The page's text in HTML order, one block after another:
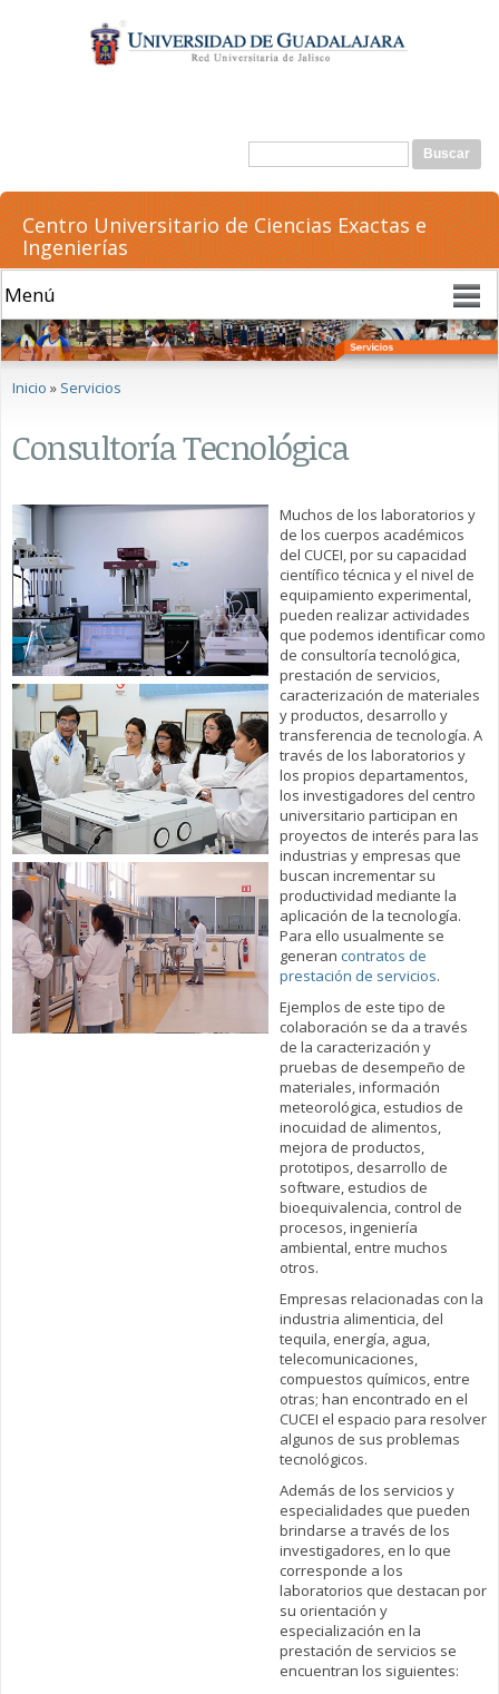
contenido
principal
Formulario de búsqueda
Buscar
Centro Universitario de Ciencias Exactas e
Ingenierías
Inicio » Servicios
Consultoría Tecnológica
Muchos de los laboratorios y
de los cuerpos académicos
del CUCEI, por su capacidad
científico técnica y el nivel de
equipamiento experimental,
pueden realizar actividades
que podemos identificar como
de consultoría tecnológica,
prestación de servicios,
caracterización de materiales
y productos, desarrollo y
transferencia de tecnología. A
través de los laboratorios y
los propios departamentos,
los investigadores del centro
universitario participan en
proyectos de interés para las
industrias y empresas que
buscan incrementar su
productividad mediante la
aplicación de la tecnología.
Para ello usualmente se
generan contratos de
prestación de servicios.
Ejemplos de este tipo de
colaboración se da a través
de la caracterización y
pruebas de desempeño de
materiales, información
meteorológica, estudios de
inocuidad de alimentos,
mejora de productos,
prototipos, desarrollo de
software, estudios de
bioequivalencia, control de
procesos, ingeniería
ambiental, entre muchos
otros.
Empresas relacionadas con la
industria alimenticia, del
tequila, energía, agua,
telecomunicaciones,
compuestos químicos, entre
otras; han encontrado en el
CUCEI el espacio para resolver
algunos de sus problemas
tecnológicos.
Además de los servicios y
especialidades que pueden
brindarse a través de los
investigadores, en lo que
corresponde a los
laboratorios que destacan por
su orientación y
especialización en la
prestación de servicios se
encuentran los siguientes: